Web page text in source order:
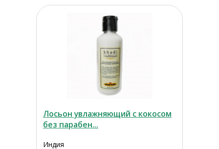
Лосьон увлажняющий с кокосом
без парабен...
Индия